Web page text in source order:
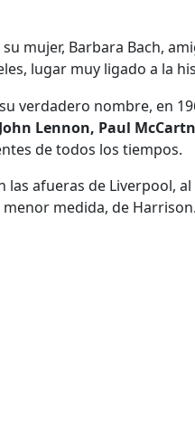
mujer, Barbara Bach,
lugar muy ligado a la
verdadero nombre, en
John Lennon, Paul
de todos los tiempos.
las afueras de Liverpool,
medida, de Harrison.